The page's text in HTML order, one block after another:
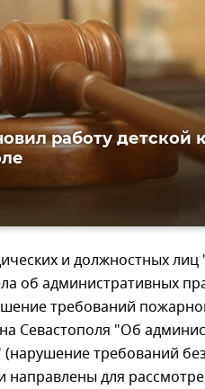
работу детской
и должностных
об административных
требований
Севастополя "Об
требований
направлены для